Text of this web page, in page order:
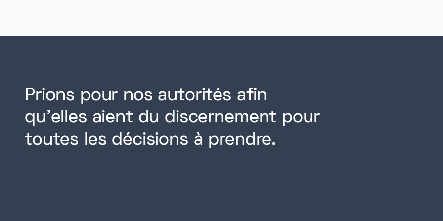
Prions pour nos autorités afin
qu'elles aient du discernement pour
toutes les décisions à prendre.